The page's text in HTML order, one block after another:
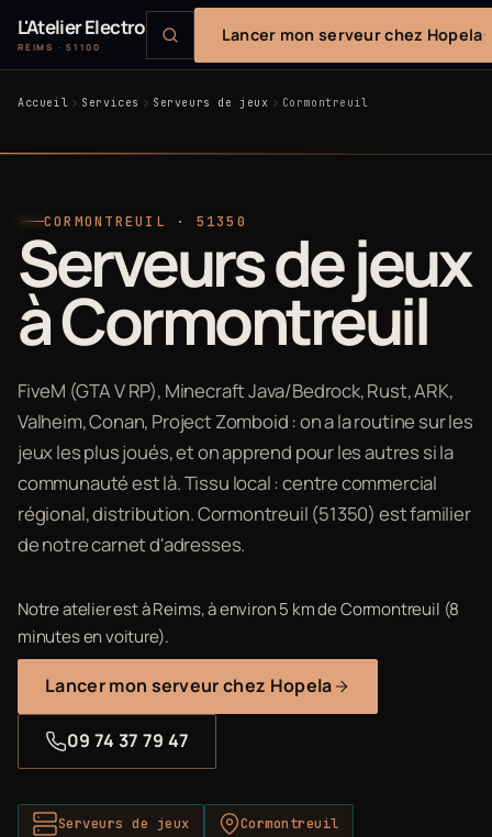
L'Atelier Electro
REIMS · 51100
Lancer mon serveur chez Hopela
Accueil Services Serveurs de jeux Cormontreuil
CORMONTREUIL · 51350
Serveurs de jeux
à Cormontreuil
FiveM (GTA V RP), Minecraft Java/Bedrock, Rust, ARK,
Valheim, Conan, Project Zomboid : on a la routine sur les
jeux les plus joués, et on apprend pour les autres si la
communauté est là. Tissu local : centre commercial
régional, distribution. Cormontreuil (51350) est familier
de notre carnet d'adresses.
Notre atelier est à Reims, à environ 5 km de Cormontreuil (8
minutes en voiture).
Lancer mon serveur chez Hopela
09 74 37 79 47
Serveurs de jeux Cormontreuil